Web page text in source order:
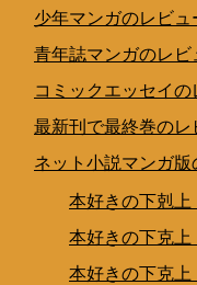
少年マンガのレビュ
青年誌マンガのレビ
コミックエッセイの
最新刊で最終巻のレ
ネット小説マンガ版
本好きの下剋上
本好きの下克上
本好きの下克